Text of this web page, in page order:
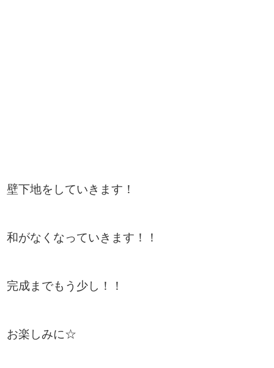
壁下地をしていきます！
和がなくなっていきます！！
完成までもう少し！！
お楽しみに☆